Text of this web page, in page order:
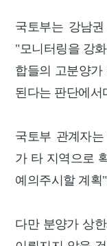
국토부는 강남
"모니터링을 강
합들의 고분양가
된다는 판단에서
국토부 관계자
가 타 지역으로
예의주시할 계획
다만 분양가 상